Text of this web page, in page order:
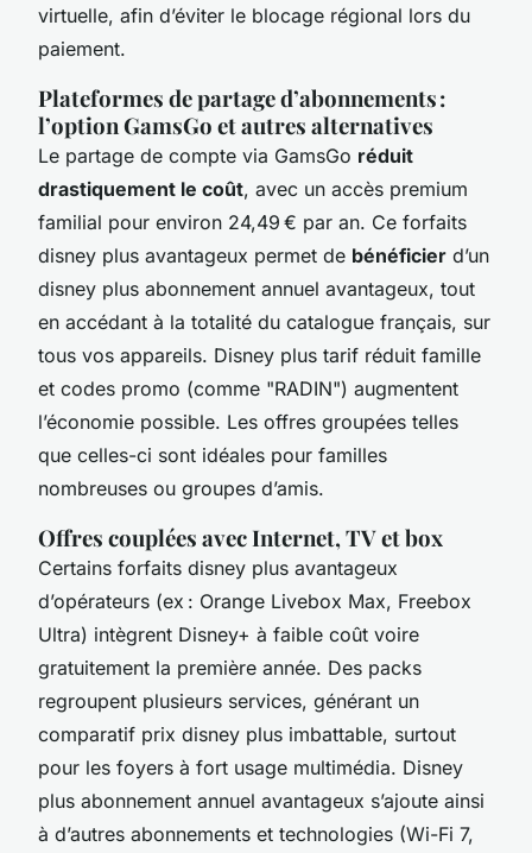
virtuelle, afin d’éviter le blocage régional lors du
paiement.
Plateformes de partage d’abonnements :
l’option GamsGo et autres alternatives
Le partage de compte via GamsGo réduit
drastiquement le coût, avec un accès premium
familial pour environ 24,49 € par an. Ce forfaits
disney plus avantageux permet de bénéficier d’un
disney plus abonnement annuel avantageux, tout
en accédant à la totalité du catalogue français, sur
tous vos appareils. Disney plus tarif réduit famille
et codes promo (comme "RADIN") augmentent
l’économie possible. Les offres groupées telles
que celles-ci sont idéales pour familles
nombreuses ou groupes d’amis.
Offres couplées avec Internet, TV et box
Certains forfaits disney plus avantageux
d’opérateurs (ex : Orange Livebox Max, Freebox
Ultra) intègrent Disney+ à faible coût voire
gratuitement la première année. Des packs
regroupent plusieurs services, générant un
comparatif prix disney plus imbattable, surtout
pour les foyers à fort usage multimédia. Disney
plus abonnement annuel avantageux s’ajoute ainsi
à d’autres abonnements et technologies (Wi-Fi 7,